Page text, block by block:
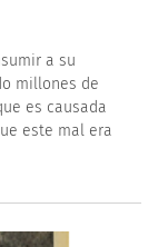
a su
millones de
es causada
este mal era